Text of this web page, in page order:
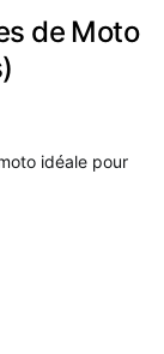
de Moto
idéale pour